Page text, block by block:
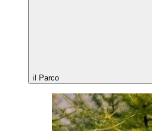
il Parco